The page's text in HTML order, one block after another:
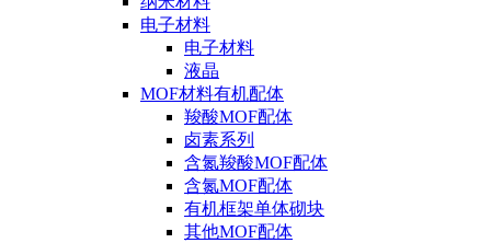
电子材料
电子材料
液晶
MOF材料有机配体
羧酸MOF配体
卤素系列
含氮羧酸MOF配体
含氮MOF配体
有机框架单体砌块
其他MOF配体